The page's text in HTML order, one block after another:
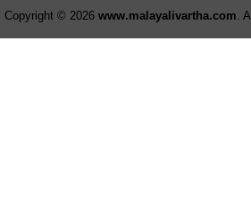
Copyright © 2026 www.malayalivartha.com .